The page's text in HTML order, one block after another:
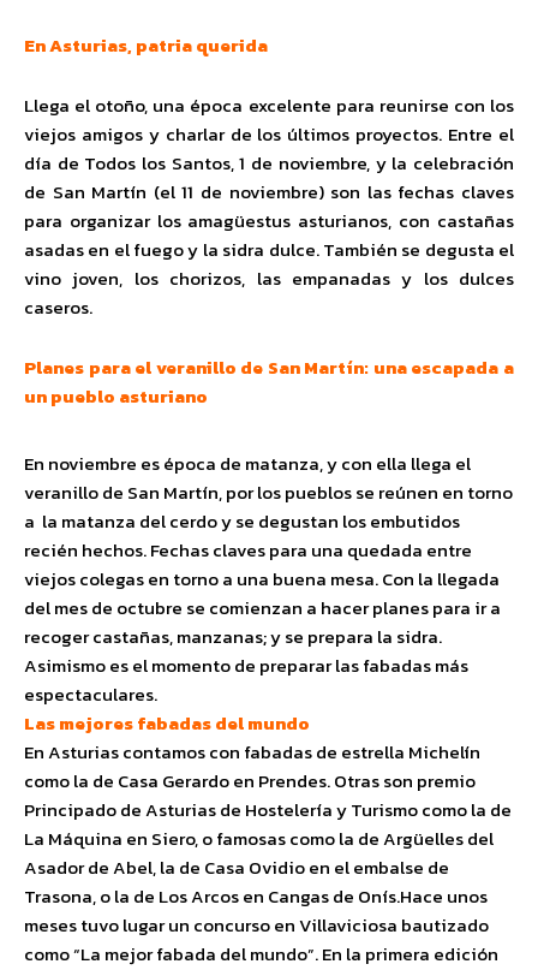
En Asturias, patria querida
Llega el otoño, una época excelente para reunirse con los
viejos amigos y charlar de los últimos proyectos. Entre el
día de Todos los Santos, 1 de noviembre, y la celebración
de San Martín (el 11 de noviembre) son las fechas claves
para organizar los amagüestus asturianos, con castañas
asadas en el fuego y la sidra dulce. También se degusta el
vino joven, los chorizos, las empanadas y los dulces
caseros.
Planes para el veranillo de San Martín: una escapada a
un pueblo asturiano
En noviembre es época de matanza, y con ella llega el
veranillo de San Martín, por los pueblos se reúnen en torno
a la matanza del cerdo y se degustan los embutidos
recién hechos. Fechas claves para una quedada entre
viejos colegas en torno a una buena mesa. Con la llegada
del mes de octubre se comienzan a hacer planes para ir a
recoger castañas, manzanas; y se prepara la sidra.
Asimismo es el momento de preparar las fabadas más
espectaculares.
Las mejores fabadas del mundo
En Asturias contamos con fabadas de estrella Michelín
como la de Casa Gerardo en Prendes. Otras son premio
Principado de Asturias de Hostelería y Turismo como la de
La Máquina en Siero, o famosas como la de Argüelles del
Asador de Abel, la de Casa Ovidio en el embalse de
Trasona, o la de Los Arcos en Cangas de Onís.Hace unos
meses tuvo lugar un concurso en Villaviciosa bautizado
como “La mejor fabada del mundo”. En la primera edición